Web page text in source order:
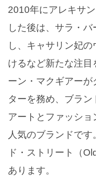
2010年にアレキサ
した後は、サラ・
し、キャサリン妃
けるなど新たな注目
ーン・マクギアーが
ターを務め、ブラン
アートとファッシ
人気のブランドで
ド・ストリート（
あります。